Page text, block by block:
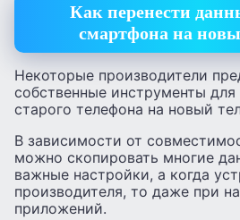
Как перенести
смартфона на
Некоторые производители
собственные инструменты
старого телефона на новый
В зависимости от
можно скопировать многие
важные настройки, а когда
производителя, то даже при
приложений.